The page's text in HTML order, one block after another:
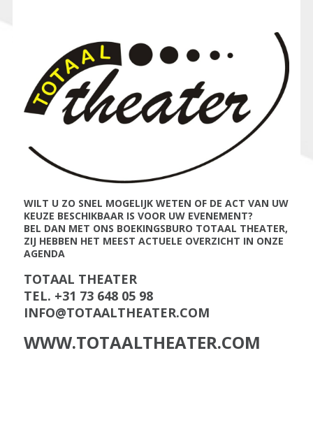
WILT U ZO SNEL MOGELIJK WETEN OF DE ACT VAN UW
KEUZE BESCHIKBAAR IS VOOR UW EVENEMENT?
BEL DAN MET ONS BOEKINGSBURO TOTAAL THEATER,
ZIJ HEBBEN HET MEEST ACTUELE OVERZICHT IN ONZE
AGENDA
TOTAAL THEATER
TEL. +31 73 648 05 98
INFO@TOTAALTHEATER.COM
WWW.TOTAALTHEATER.COM